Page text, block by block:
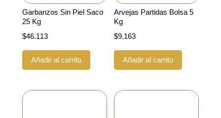
Garbanzos Sin Piel Saco
25 Kg
$46.113
Añadir al carrito
Arvejas Partidas Bolsa 5
Kg
$9.163
Añadir al carrito